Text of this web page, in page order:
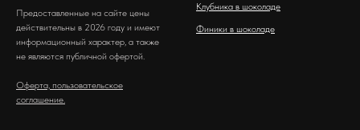
Предоставленные на сайте цены
действительны в 2026 году и имеют
информационный характер, а также
не являются публичной офертой.
Оферта, пользовательское
соглашение.
Клубника в шоколаде
Финики в шоколаде